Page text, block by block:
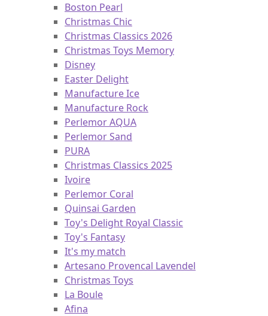
Annual Christmas Edition 2026
Annual Easter Edition
Boston Pearl
Christmas Chic
Christmas Classics 2026
Christmas Toys Memory
Disney
Easter Delight
Manufacture Ice
Manufacture Rock
Perlemor AQUA
Perlemor Sand
PURA
Christmas Classics 2025
Ivoire
Perlemor Coral
Quinsai Garden
Toy's Delight Royal Classic
Toy's Fantasy
It's my match
Artesano Provencal Lavendel
Christmas Toys